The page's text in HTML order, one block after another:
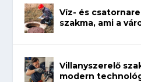
Víz- és
szakma, ami a
Villanyszerelő
modern